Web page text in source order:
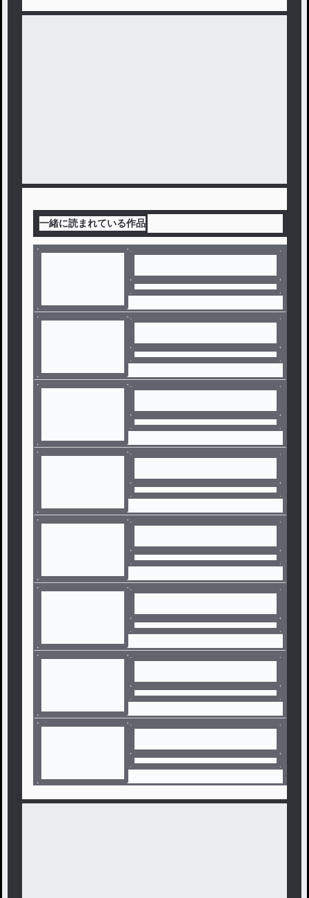
一緒に読まれている作品